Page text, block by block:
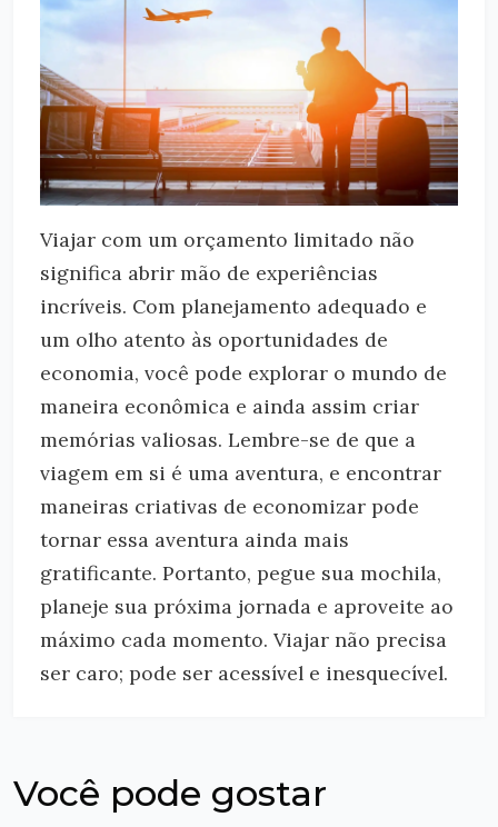
Viajar com um orçamento limitado não
significa abrir mão de experiências
incríveis. Com planejamento adequado e
um olho atento às oportunidades de
economia, você pode explorar o mundo de
maneira econômica e ainda assim criar
memórias valiosas. Lembre-se de que a
viagem em si é uma aventura, e encontrar
maneiras criativas de economizar pode
tornar essa aventura ainda mais
gratificante. Portanto, pegue sua mochila,
planeje sua próxima jornada e aproveite ao
máximo cada momento. Viajar não precisa
ser caro; pode ser acessível e inesquecível.
Você pode gostar